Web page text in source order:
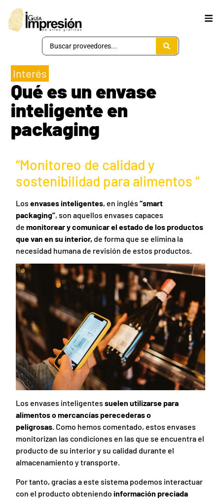
Interés
Qué es un envase
inteligente en
packaging
“Monitoreo de calidad y
sostenibilidad para alimentos “
Losenvases inteligentes, en inglés“smart
packaging”, son aquellos envases capaces
demonitorear y comunicar el estado de los productos
que van en su interior, de forma que se elimina la
necesidad humana de revisión de estos productos.
Los envases inteligentessuelen utilizarse para
alimentos o mercancías perecederas o
peligrosas. Como hemos comentado, estos envases
monitorizan las condiciones en las que se encuentra el
producto de su interior y su calidad durante el
almacenamiento y transporte.
Por tanto, gracias a este sistema podemos interactuar
con el producto obteniendoinformación preciada